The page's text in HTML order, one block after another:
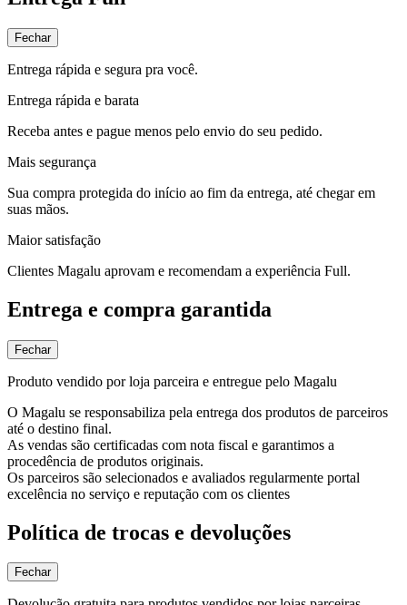
Fechar
Entrega rápida e segura pra você.
Entrega rápida e barata
Receba antes e pague menos pelo envio do seu pedido.
Mais segurança
Sua compra protegida do início ao fim da entrega, até chegar em
suas mãos.
Maior satisfação
Clientes Magalu aprovam e recomendam a experiência Full.
Entrega e compra garantida
Fechar
Produto vendido por loja parceira e entregue pelo Magalu
O Magalu se responsabiliza pela entrega dos produtos de parceiros
até o destino final.
As vendas são certificadas com nota fiscal e garantimos a
procedência de produtos originais.
Os parceiros são selecionados e avaliados regularmente portal
excelência no serviço e reputação com os clientes
Política de trocas e devoluções
Fechar